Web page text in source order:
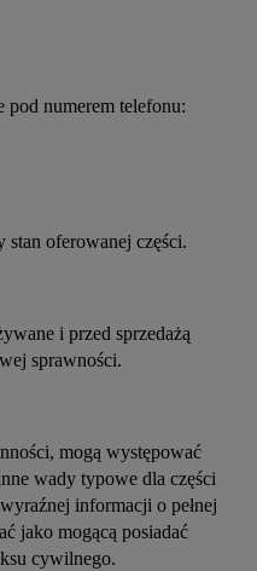
pod numerem telefonu:
stan oferowanej części.
i przed sprzedażą
sprawności.
mogą występować
wady typowe dla części
informacji o pełnej
jako mogącą posiadać
cywilnego.